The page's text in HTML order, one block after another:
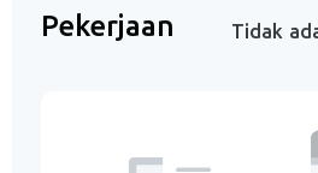
Pekerjaan Tidak